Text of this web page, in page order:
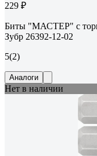
229 ₽
Биты "МАСТЕР" с
Зубр 26392-12-02
5(2)
Аналоги
Нет в наличии